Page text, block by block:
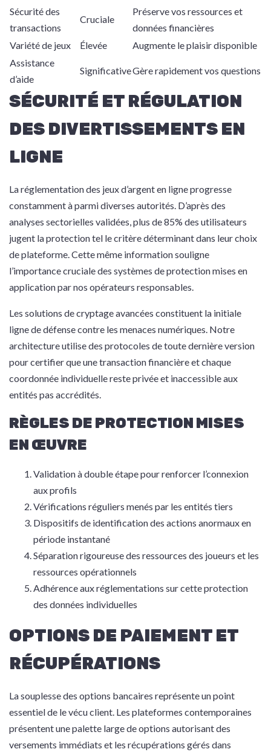
Sécurité des
transactions
Cruciale
Préserve vos ressources et
données financières
Variété de jeux
Élevée
Augmente le plaisir disponible
Assistance
d’aide
SignificativeGère rapidement vos questions
SÉCURITÉ ET RÉGULATION
DES DIVERTISSEMENTS EN
LIGNE
La réglementation des jeux d’argent en ligne progresse
constamment à parmi diverses autorités. D’après des
analyses sectorielles validées, plus de 85% des utilisateurs
jugent la protection tel le critère déterminant dans leur choix
de plateforme. Cette même information souligne
l’importance cruciale des systèmes de protection mises en
application par nos opérateurs responsables.
Les solutions de cryptage avancées constituent la initiale
ligne de défense contre les menaces numériques. Notre
architecture utilise des protocoles de toute dernière version
pour certifier que une transaction financière et chaque
coordonnée individuelle reste privée et inaccessible aux
entités pas accrédités.
RÈGLES DE PROTECTION MISES
EN ŒUVRE
Validation à double étape pour renforcer l’connexion
aux profils
Vérifications réguliers menés par les entités tiers
Dispositifs de identification des actions anormaux en
période instantané
Séparation rigoureuse des ressources des joueurs et les
ressources opérationnels
Adhérence aux réglementations sur cette protection
des données individuelles
OPTIONS DE PAIEMENT ET
RÉCUPÉRATIONS
La souplesse des options bancaires représente un point
essentiel de le vécu client. Les plateformes contemporaines
présentent une palette large de options autorisant des
versements immédiats et les récupérations gérés dans